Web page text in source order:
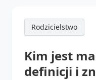
Rodzicielstwo
Kim jest
definicji i